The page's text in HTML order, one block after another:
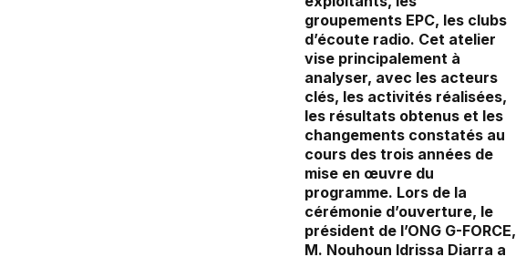
groupements EPC, les clubs
d’écoute radio. Cet atelier
vise principalement à
analyser, avec les acteurs
clés, les activités réalisées,
les résultats obtenus et les
changements constatés au
cours des trois années de
mise en œuvre du
programme. Lors de la
cérémonie d’ouverture, le
président de l’ONG G-FORCE,
M. Nouhoun Idrissa Diarra a